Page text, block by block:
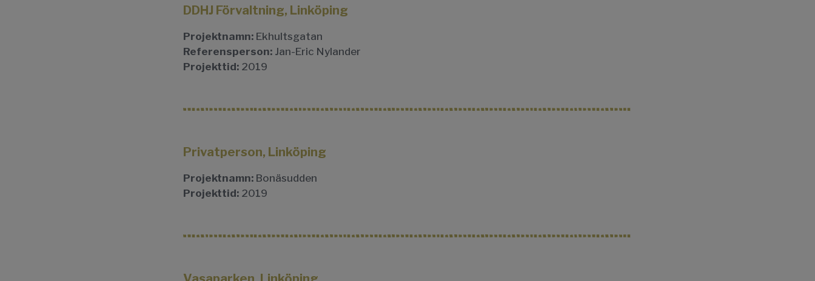
DDHJ Förvaltning, Linköping
Projektnamn: Ekhultsgatan
Referensperson: Jan-Eric Nylander
Projekttid: 2019
Privatperson, Linköping
Projektnamn: Bonäsudden
Projekttid: 2019